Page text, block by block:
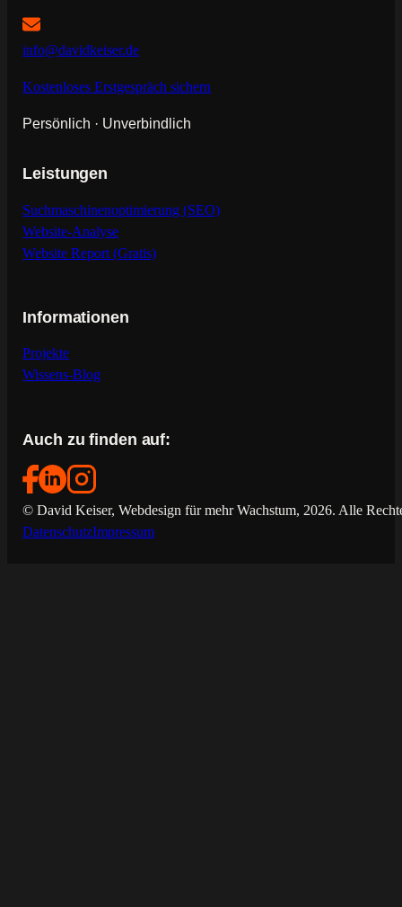
info@davidkeiser.de
Kostenloses Erstgespräch sichern
Persönlich · Unverbindlich
Leistungen
Suchmaschinenoptimierung (SEO)
Website-Analyse
Website Report (Gratis)
Informationen
Projekte
Wissens-Blog
Auch zu finden auf:
© David Keiser, Webdesign für mehr Wachstum, 2026. Alle
DatenschutzImpressum